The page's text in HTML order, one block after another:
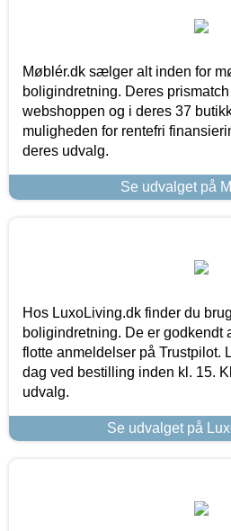
Møblér.dk sælger alt inden for
boligindretning. Deres
webshoppen og i deres 37
muligheden for rentefri
deres udvalg.
Se udvalget på
Hos LuxoLiving.dk finder du
boligindretning. De er godkendt
flotte anmeldelser på Trustpilot.
dag ved bestilling inden kl. 15.
udvalg.
Se udvalget på